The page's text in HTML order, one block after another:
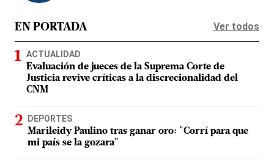
EN PORTADA Ver todos
ACTUALIDAD
Evaluación de jueces de la Suprema Corte de
Justicia revive críticas a la discrecionalidad del
CNM
DEPORTES
Marileidy Paulino tras ganar oro: "Corrí para que
mi país se la gozara"